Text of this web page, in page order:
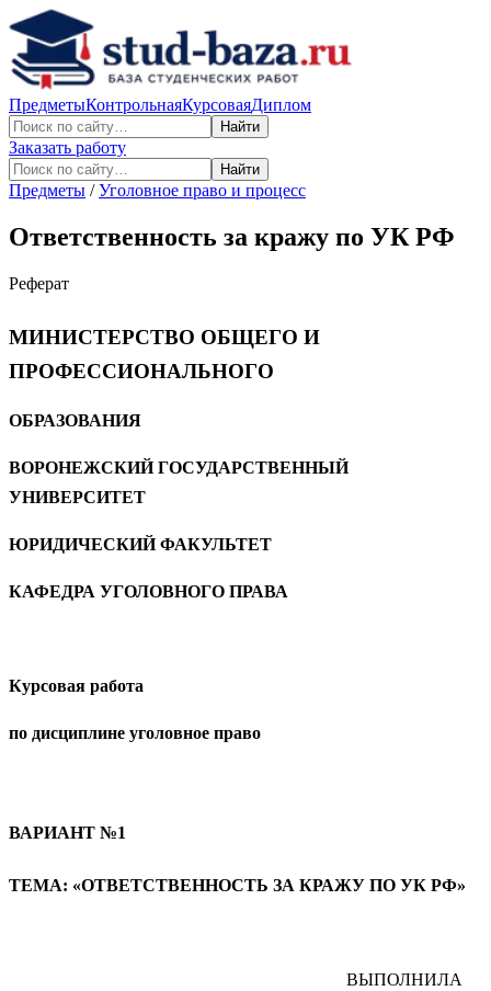
ПредметыКонтрольнаяКурсоваяДиплом
Найти
Заказать работу
Найти
Предметы /Уголовное право и процесс
Ответственность за кражу по УК РФ
Реферат
МИНИСТЕРСТВО ОБЩЕГО И
ПРОФЕССИОНАЛЬНОГО
ОБРАЗОВАНИЯ
ВОРОНЕЖСКИЙ ГОСУДАРСТВЕННЫЙ
УНИВЕРСИТЕТ
ЮРИДИЧЕСКИЙ ФАКУЛЬТЕТ
КАФЕДРА УГОЛОВНОГО ПРАВА
Курсовая работа
по дисциплине уголовное право
ВАРИАНТ №1
ТЕМА: «ОТВЕТСТВЕННОСТЬ ЗА КРАЖУ ПО УК РФ»
ВЫПОЛНИЛА